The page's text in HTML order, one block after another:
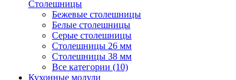
Столешницы
Бежевые столешницы
Белые столешницы
Серые столешницы
Столешницы 26 мм
Столешницы 38 мм
Все категории (10)
Кухонные модули